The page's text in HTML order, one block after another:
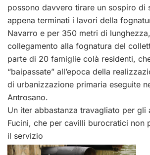
possono davvero tirare un sospiro di
appena terminati i lavori della
Navarro e per 350 metri di
collegamento alla fognatura del
parte di 20 famiglie colà residenti,
“baipassate” all’epoca della
di urbanizzazione primaria eseguite
Antrosano.
Un iter abbastanza travagliato per gli
Fucini, che per cavilli burocratici non
il servizio